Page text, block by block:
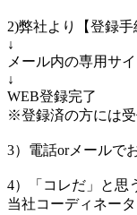
2)弊社より【登録
↓
メール内の専用サ
↓
WEB登録完了
※登録済の方には
3）電話orメールで
4）「コレだ」と思
当社コーディネー